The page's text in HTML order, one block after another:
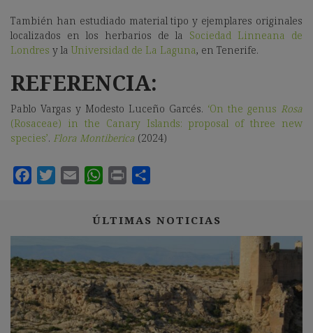
También han estudiado material tipo y ejemplares originales
localizados en los herbarios de la Sociedad Linneana de
Londres y la Universidad de La Laguna, en Tenerife.
REFERENCIA:
Pablo Vargas y Modesto Luceño Garcés. ‘On the genus Rosa
(Rosaceae) in the Canary Islands: proposal of three new
species’. Flora Montiberica (2024)
ÚLTIMAS NOTICIAS